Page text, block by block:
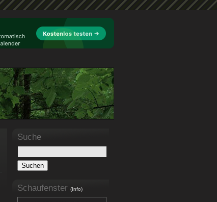
Suche
Schaufenster (Info)